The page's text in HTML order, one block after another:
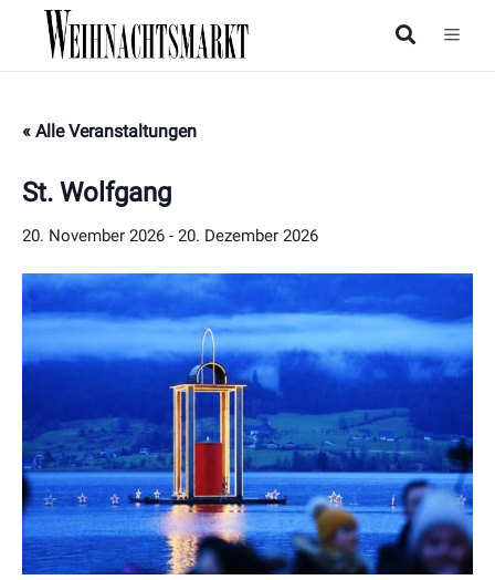
« Alle Veranstaltungen
St. Wolfgang
20. November 2026 - 20. Dezember 2026